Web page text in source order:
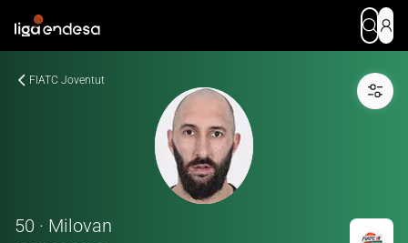
FIATC Joventut
50 · Milovan